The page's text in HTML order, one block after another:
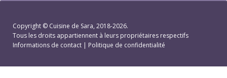
Copyright © Cuisine de Sara, 2018-2026.
Tous les droits appartiennent à leurs propriétaires respectifs
Informations de contact | Politique de confidentialité